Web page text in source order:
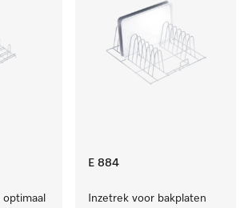
E 884
Inzetrek voor bakplaten